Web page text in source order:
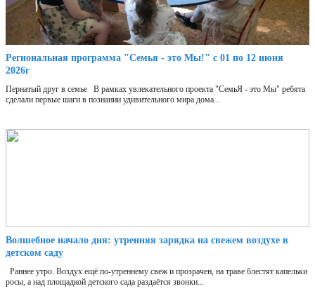
Региональная программа "Семья - это Мы!" с 01 по 12 июня
2026г
Пернатый друг в семье В рамках увлекательного проекта "СемьЯ - это Мы" ребята
сделали первые шаги в познании удивительного мира дома...
Волшебное начало дня: утренняя зарядка на свежем воздухе в
детском саду
Раннее утро. Воздух ещё по-утреннему свеж и прозрачен, на траве блестят капельки
росы, а над площадкой детского сада раздаётся звонки...